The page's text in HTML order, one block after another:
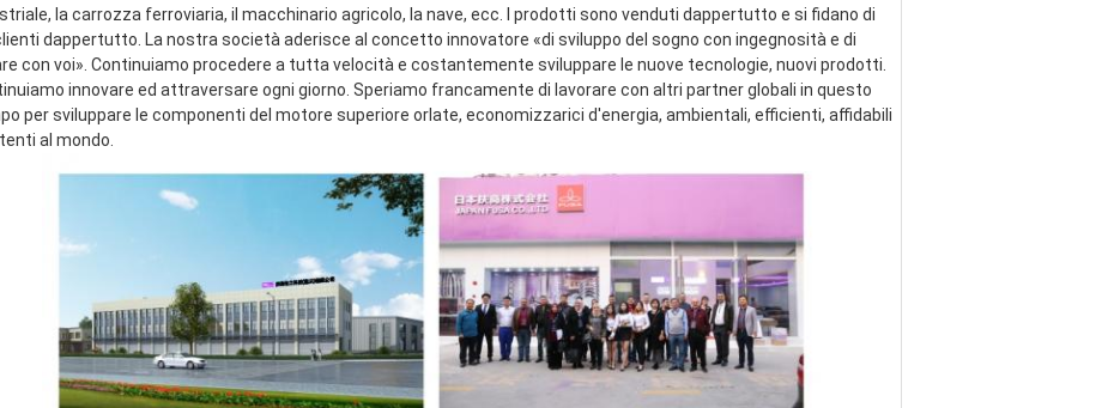
la carrozza ferroviaria, il macchinario agricolo, la nave, ecc. I prodotti sono venduti dappertutto e si fidano di
dappertutto. La nostra società aderisce al concetto innovatore «di sviluppo del sogno con ingegnosità e di
con voi». Continuiamo procedere a tutta velocità e costantemente sviluppare le nuove tecnologie, nuovi prodotti.
innovare ed attraversare ogni giorno. Speriamo francamente di lavorare con altri partner globali in questo
per sviluppare le componenti del motore superiore orlate, economizzarici d'energia, ambientali, efficienti, affidabili
al mondo.